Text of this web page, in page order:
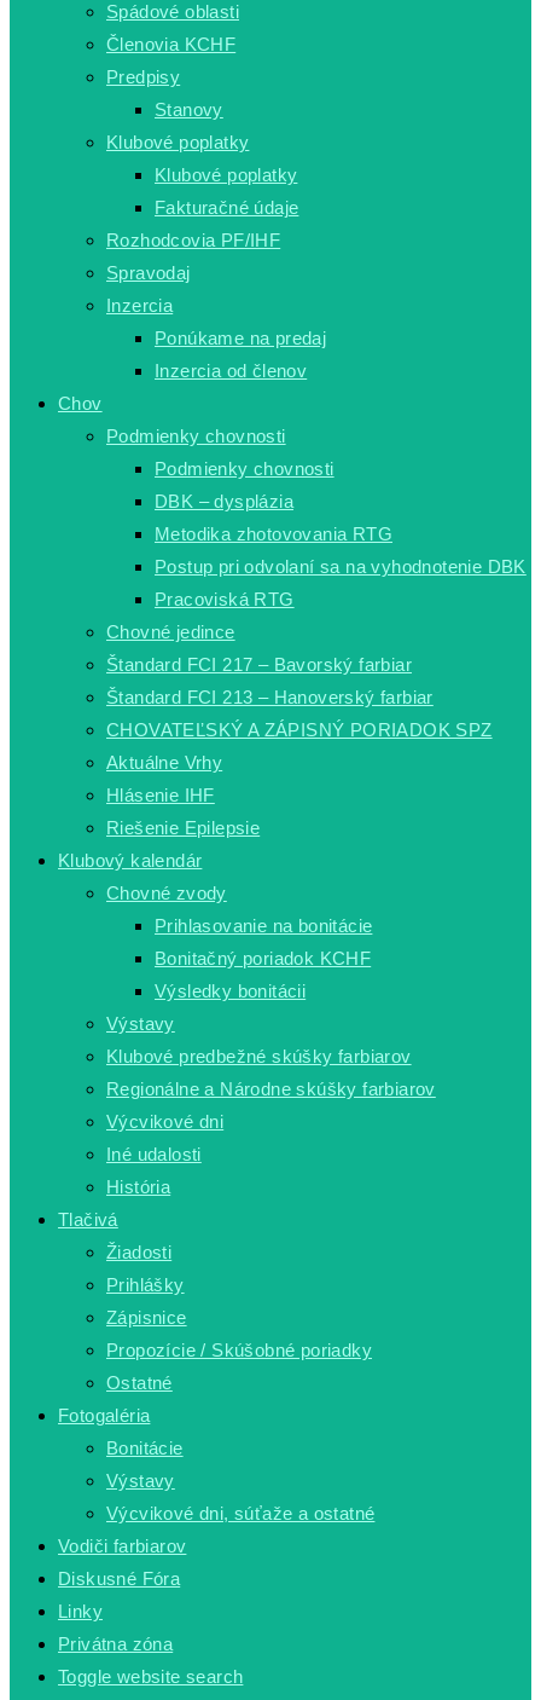
Spádové oblasti
Členovia KCHF
Predpisy
Stanovy
Klubové poplatky
Klubové poplatky
Fakturačné údaje
Rozhodcovia PF/IHF
Spravodaj
Inzercia
Ponúkame na predaj
Inzercia od členov
Chov
Podmienky chovnosti
Podmienky chovnosti
DBK – dysplázia
Metodika zhotovovania RTG
Postup pri odvolaní sa na vyhodnotenie DBK
Pracoviská RTG
Chovné jedince
Štandard FCI 217 – Bavorský farbiar
Štandard FCI 213 – Hanoverský farbiar
CHOVATEĽSKÝ A ZÁPISNÝ PORIADOK SPZ
Aktuálne Vrhy
Hlásenie IHF
Riešenie Epilepsie
Klubový kalendár
Chovné zvody
Prihlasovanie na bonitácie
Bonitačný poriadok KCHF
Výsledky bonitácii
Výstavy
Klubové predbežné skúšky farbiarov
Regionálne a Národne skúšky farbiarov
Výcvikové dni
Iné udalosti
História
Tlačivá
Žiadosti
Prihlášky
Zápisnice
Propozície / Skúšobné poriadky
Ostatné
Fotogaléria
Bonitácie
Výstavy
Výcvikové dni, súťaže a ostatné
Vodiči farbiarov
Diskusné Fóra
Linky
Privátna zóna
Toggle website search